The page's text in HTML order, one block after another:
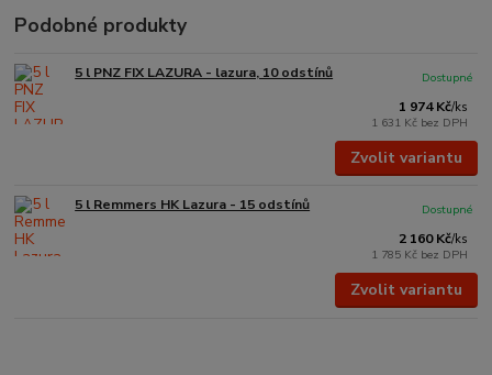
Podobné produkty
5 l PNZ FIX LAZURA - lazura, 10 odstínů
1 974 Kč/ks
1 631 Kč bez DPH
Dostupné
Zvolit variantu
5 l Remmers HK Lazura - 15 odstínů
2 160 Kč/ks
1 785 Kč bez DPH
Dostupné
Zvolit variantu